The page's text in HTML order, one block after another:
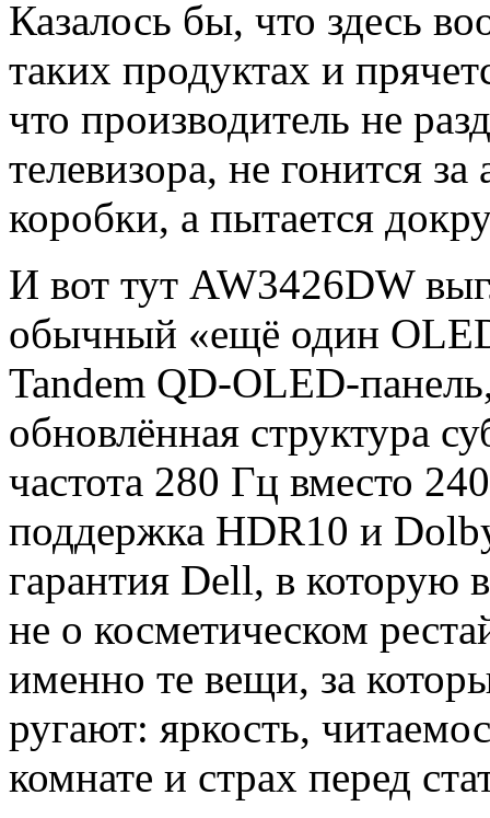
Казалось бы, что здесь
таких продуктах и
что производитель не
телевизора, не гонится
коробки, а пытается
И вот тут AW3426DW
обычный «ещё один
Tandem QD-OLED-
обновлённая структура
частота 280 Гц вместо
поддержка HDR10 и
гарантия Dell, в которую
не о косметическом
именно те вещи, за
ругают: яркость,
комнате и страх перед